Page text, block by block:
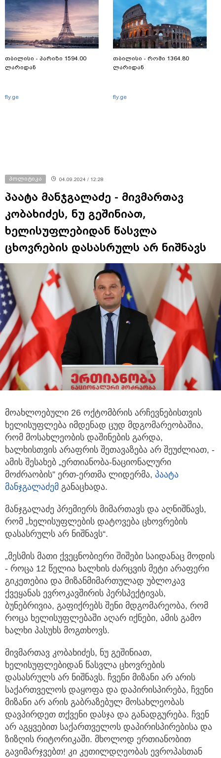
თბილისი - პარიზი 1594.00
ლარიდან
fly.ge
თბილისი - რომი 1364.80
ლარიდან
fly.ge
პოლიტიკა 04.09.2024 / 12:28
პაატა მანჯგალაძე - მივმართავ
კობახიძეს, ნუ გეშინიათ,
ხელისუფლებიდან წასვლა
ცხოვრების დასასრულს არ ნიშნავს
მოახლოებული 26 ოქტომბრის არჩევნებისთვის
ხელისუფლება იმდენად ცუდ მდგომარეობაშია,
რომ მოსახლეობის დაშინების გარდა,
ხალხისთვის არაფრის შეთავაზება არ შეუძლიათ, -
ამის შესახებ „ერთიანობა-ნაციონალური
მოძრაობის” ერთ-ერთმა ლიდერმა, პაატა
მანჯგალაძემ განაცხადა.
მანჯგალაძე პრემიერს მიმართავს და აღნიშნავს,
რომ „ხელისუფლების დატოვება ცხოვრების
დასასრულს არ ნიშნავს“.
„მესმის მათი ქვეცნობიერი შიშები საიდანაც მოდის
- როცა 12 წელია ხალხის ძარცვის მეტი არაფერი
გიკეთებია და მიზანმიმართულად უბლოკავ
ქვეყანას ევროკავშირის პერსპექტივას,
ბუნებრივია, გაფიქრებს შენი მდგომარეობა, რომ
როცა ხელისუფლებაში აღარ იქნები, ამის გამო
ხალხი პასუხს მოგთხოვს.
მივმართავ კობახიძეს, ნუ გეშინიათ,
ხელისუფლებიდან წასვლა ცხოვრების
დასასრულს არ ნიშნავს. ჩვენი მიზანი არ არის
საქართველოს დაყოფა და დაპირისპირება, ჩვენი
მიზანი არ არის გაბრაზებულ მოსახლეობას
დავპირდეთ თქვენი დასჯა და განადგურება. ჩვენ
არ აგყვებით საქართველოს დაპირისპირებისა და
ზიზღის რიტორიკაში. მხოლოდ ერთიანობით
გავიმარჯვებთ! კი კეთილდღეობას ევროპასთან